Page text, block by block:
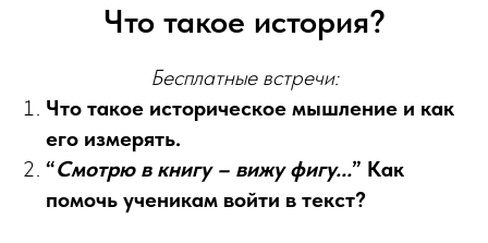
Что такое история?
Бесплатные встречи:
Что такое историческое мышление и как
его измерять.
“Смотрю в книгу – вижу фигу...” Как
помочь ученикам войти в текст?